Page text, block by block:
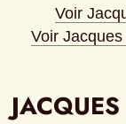
Voir
Voir